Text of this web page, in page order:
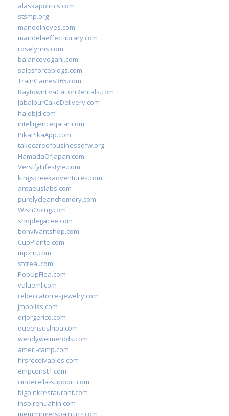
alaskapolitics.com
stsmp.org
manoelneves.com
mandelaeffectlibrary.com
roselynns.com
balanceyoganj.com
salesforceblogs.com
TrainGames365.com
BaytownEvaCationRentals.com
JabalpurCakeDelivery.com
halobjd.com
intelligenceqatar.com
PikaPikaApp.com
takecareofbusinessdfw.org
HamadaOfJapan.com
VersifyLifestyle.com
kingscreekadventures.com
antaeuslabs.com
purelycleanchemdry.com
WishOping.com
shoplegacee.com
bonvivantshop.com
CupPlante.com
mpzin.com
stcreal.com
PopUpFlea.com
valueml.com
rebeccatorresjewelry.com
jmpbliss.com
drjorgerico.com
queensushipa.com
wendyweimerdds.com
ameri-camp.com
hrsreceivables.com
empconst1.com
cinderella-support.com
bigpinkrestaurant.com
inspirehuahin.com
memmingerspainting.com